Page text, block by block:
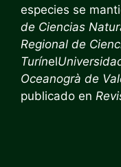
especies se
de Ciencias
Regional de
Turínel
Oceanogrà de
publicado en